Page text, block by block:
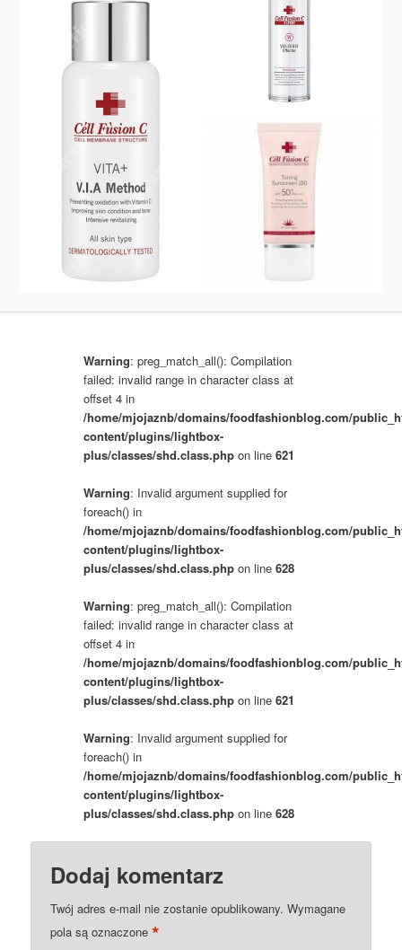
r
a
k
a
Warning: preg_match_all(): Compilation
failed: invalid range in character class at
offset 4 in
/home/mjojaznb/domains/foodfashionblog.com/
content/plugins/lightbox-
plus/classes/shd.class.php on line621
Warning: Invalid argument supplied for
foreach() in
/home/mjojaznb/domains/foodfashionblog.com/
content/plugins/lightbox-
plus/classes/shd.class.php on line628
Warning: preg_match_all(): Compilation
failed: invalid range in character class at
offset 4 in
/home/mjojaznb/domains/foodfashionblog.com/
content/plugins/lightbox-
plus/classes/shd.class.php on line621
Warning: Invalid argument supplied for
foreach() in
/home/mjojaznb/domains/foodfashionblog.com/
content/plugins/lightbox-
plus/classes/shd.class.php on line628
Dodaj komentarz
Twój adres e-mail nie zostanie opublikowany. Wymagane
pola są oznaczone*